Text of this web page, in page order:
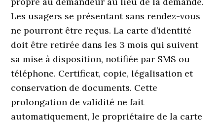
Les usagers se présentant sans rendez-vous
ne pourront être reçus. La carte d’identité
doit être retirée dans les 3 mois qui suivent
sa mise à disposition, notifiée par SMS ou
téléphone. Certificat, copie, légalisation et
conservation de documents. Cette
prolongation de validité ne fait
automatiquement, le propriétaire de la carte